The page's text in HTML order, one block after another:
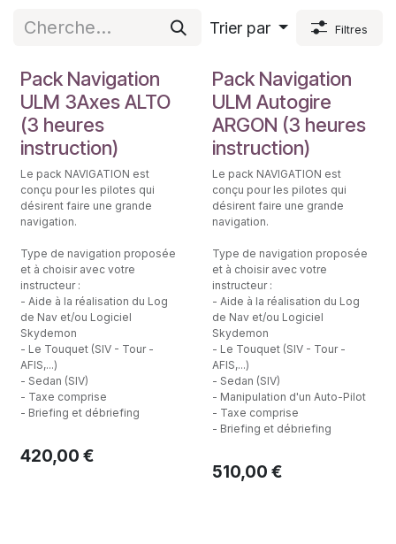
Trier par Filtres
Initiation au pilotage
Pack Navigation
ULM 3Axes ALTO
(3 heures
instruction)
Le pack NAVIGATION est
conçu pour les pilotes qui
désirent faire une grande
navigation.
Type de navigation proposée
et à choisir avec votre
instructeur :
- Aide à la réalisation du Log
de Nav et/ou Logiciel
Skydemon
- Le Touquet (SIV - Tour -
AFIS,...)
- Sedan (SIV)
- Taxe comprise
- Briefing et débriefing
420,00 €
Initiation au pilotage
Pack Navigation
ULM Autogire
ARGON (3 heures
instruction)
Le pack NAVIGATION est
conçu pour les pilotes qui
désirent faire une grande
navigation.
Type de navigation proposée
et à choisir avec votre
instructeur :
- Aide à la réalisation du Log
de Nav et/ou Logiciel
Skydemon
- Le Touquet (SIV - Tour -
AFIS,...)
- Sedan (SIV)
- Manipulation d'un Auto-Pilot
- Taxe comprise
- Briefing et débriefing
510,00 €